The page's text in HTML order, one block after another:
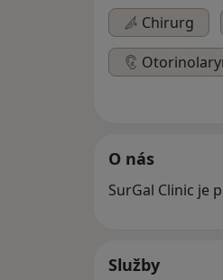
Chirurg
O nás
SurGal Clinic je
Služby